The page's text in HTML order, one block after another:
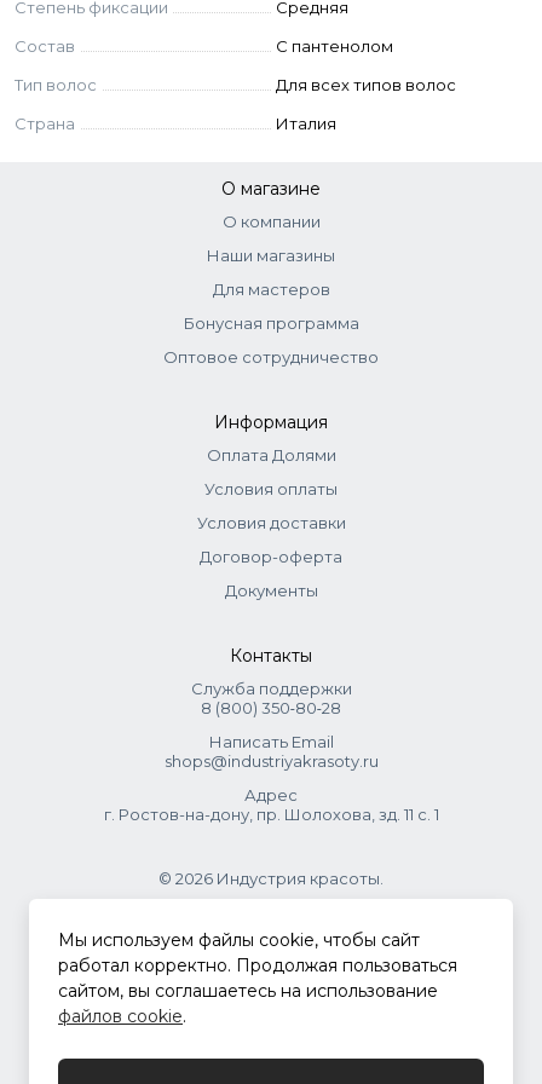
Степень фиксации
Средняя
Состав
C пантенолом
Тип волос
Для всех типов волос
Страна
Италия
О магазине
О компании
Наши магазины
Для мастеров
Бонусная программа
Оптовое сотрудничество
Информация
Оплата Долями
Условия оплаты
Условия доставки
Договор-оферта
Документы
Контакты
Служба поддержки
8 (800) 350‑80‑28
Написать Email
shops@industriyakrasoty.ru
Адрес
г. Ростов-на-дону, пр. Шолохова, зд. 11 с. 1
© 2026 Индустрия красоты.
.
Политика конфиденциальности
Мы используем файлы cookie, чтобы сайт
работал корректно. Продолжая пользоваться
сайтом, вы соглашаетесь на использование
файлов cookie.